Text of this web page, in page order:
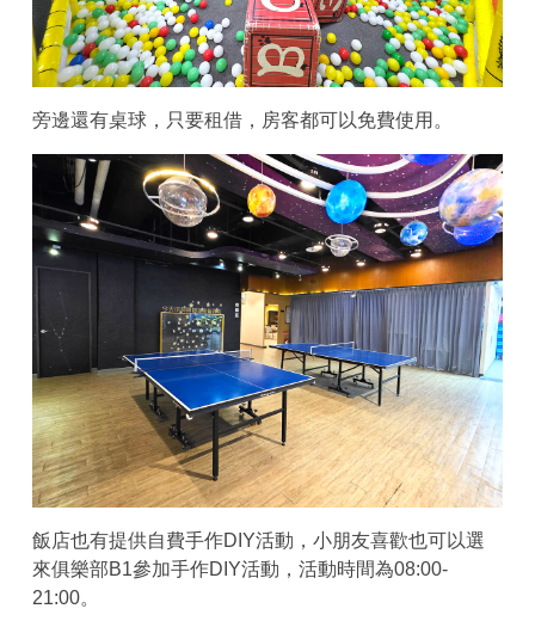
旁邊還有桌球，只要租借，房客都可以免費使用。
飯店也有提供自費手作DIY活動，小朋友喜歡也可以選
來俱樂部B1參加手作DIY活動，活動時間為08:00-
21:00。